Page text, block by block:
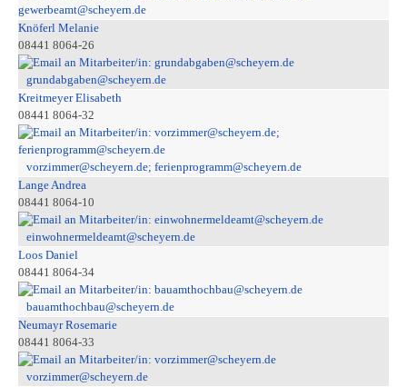
gewerbeamt@scheyern.de
Knöferl Melanie
08441 8064-26
grundabgaben@scheyern.de
Kreitmeyer Elisabeth
08441 8064-32
vorzimmer@scheyern.de; ferienprogramm@scheyern.de
Lange Andrea
08441 8064-10
einwohnermeldeamt@scheyern.de
Loos Daniel
08441 8064-34
bauamthochbau@scheyern.de
Neumayr Rosemarie
08441 8064-33
vorzimmer@scheyern.de